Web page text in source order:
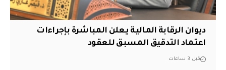
ديوان الرقابة المالية يعلن المباشرة بإجراءات
اعتماد التدقيق المسبق للعقود
قبل 3 ساعات